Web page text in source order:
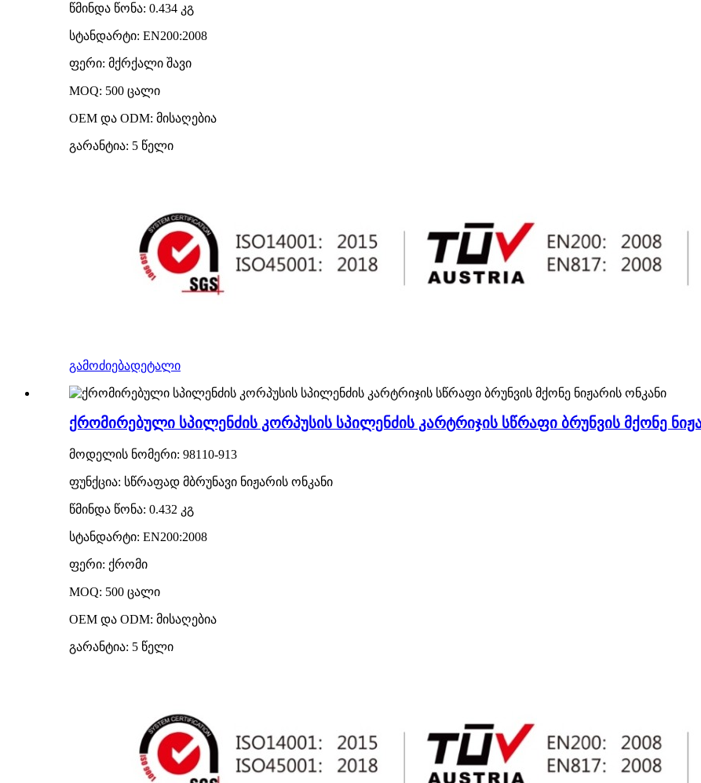
წმინდა წონა: 0.434 კგ
სტანდარტი: EN200:2008
ფერი: მქრქალი შავი
MOQ: 500 ცალი
OEM და ODM: მისაღებია
გარანტია: 5 წელი
გამოძიებადეტალი
ქრომირებული სპილენძის კორპუსის სპილენძის კარტრიჯის სწრაფი ბრუნვის მქონე
მოდელის ნომერი: 98110-913
ფუნქცია: სწრაფად მბრუნავი ნიჟარის ონკანი
წმინდა წონა: 0.432 კგ
სტანდარტი: EN200:2008
ფერი: ქრომი
MOQ: 500 ცალი
OEM და ODM: მისაღებია
გარანტია: 5 წელი